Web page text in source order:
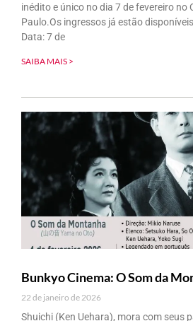
inédito e único no dia 7 de fevereiro no
Paulo.Os ingressos já estão
Data: 7 de
SAIBA MAIS >
Bunkyo Cinema: O Som da
22 de janeiro de 2026
Shuichi (Ken Uehara), mora com seus